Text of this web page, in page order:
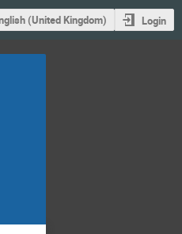
(United Kingdom) Login